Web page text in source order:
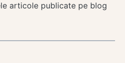
articole publicate pe blog